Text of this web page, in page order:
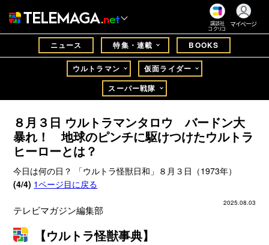
講談社
コクリコ
マイページ
ニュース 特集・連載 BOOKS
ウルトラマン
仮面ライダー
スーパー戦隊
８月３日 ウルトラマンタロウ バードン大
暴れ！ 地球のピンチに駆けつけたウルトラ
ヒーローとは？
今日は何の日？ 「ウルトラ怪獣日和」８月３日（1973年）
(4/4) 1ページ目に戻る
2025.08.03
テレビマガジン編集部
【ウルトラ怪獣事典】